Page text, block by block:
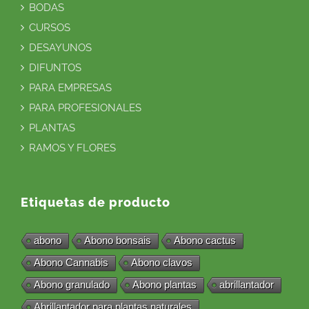
BODAS
CURSOS
DESAYUNOS
DIFUNTOS
PARA EMPRESAS
PARA PROFESIONALES
PLANTAS
RAMOS Y FLORES
Etiquetas de producto
abono Abono bonsais
Abono cactus
Abono Cannabis
Abono clavos
Abono granulado
Abono plantas
abrillantador
Abrillantador para plantas naturales